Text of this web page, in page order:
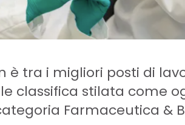
è tra i migliori posti di
classifica stilata come
Farmaceutica &